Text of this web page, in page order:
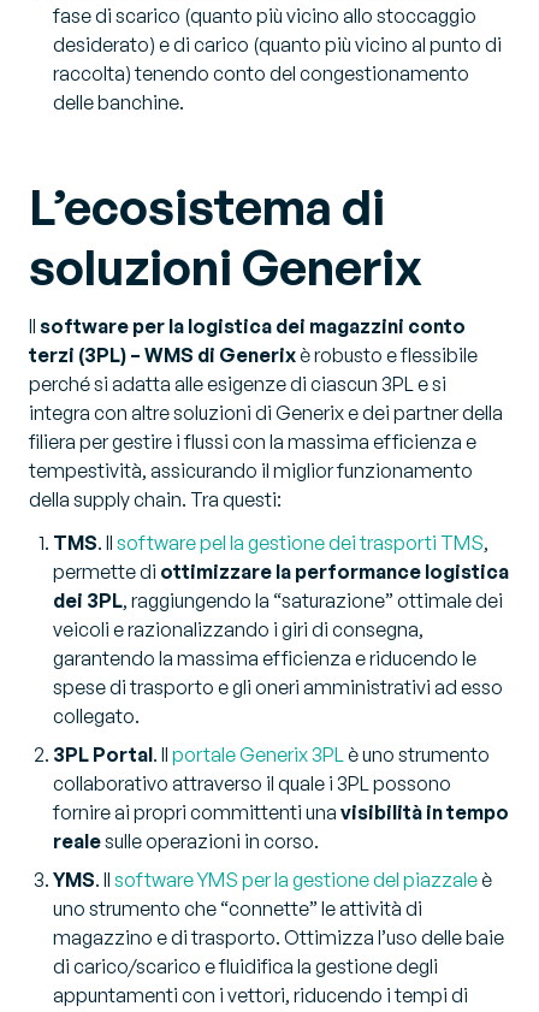
fase di scarico (quanto più vicino allo stoccaggio
desiderato) e di carico (quanto più vicino al punto di
raccolta) tenendo conto del congestionamento
delle banchine.
L’ecosistema di
soluzioni Generix
Il software per la logistica dei magazzini conto
terzi (3PL) – WMS di Generixè robusto e flessibile
perché si adatta alle esigenze di ciascun 3PL e si
integra con altre soluzioni di Generix e dei partner della
filiera per gestire i flussi con la massima efficienza e
tempestività, assicurando il miglior funzionamento
della supply chain. Tra questi:
TMS. Il software pel la gestione dei trasporti TMS,
permette di ottimizzare la performance logistica
dei 3PL, raggiungendo la “saturazione” ottimale dei
veicoli e razionalizzando i giri di consegna,
garantendo la massima efficienza e riducendo le
spese di trasporto e gli oneri amministrativi ad esso
collegato.
3PL Portal. Il portale Generix 3PL è uno strumento
collaborativo attraverso il quale i 3PL possono
fornire ai propri committenti una visibilità in tempo
realesulle operazioni in corso.
YMS. Il software YMS per la gestione del piazzaleè
uno strumento che “connette” le attività di
magazzino e di trasporto. Ottimizza l’uso delle baie
di carico/scarico e fluidifica la gestione degli
appuntamenti con i vettori, riducendo i tempi di